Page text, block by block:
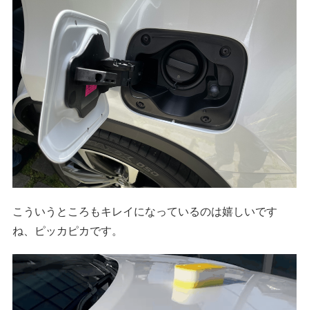
こういうところもキレイになっているのは嬉しいです
ね、ピッカピカです。